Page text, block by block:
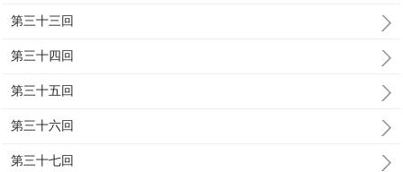
第三十三回
第三十四回
第三十五回
第三十六回
第三十七回